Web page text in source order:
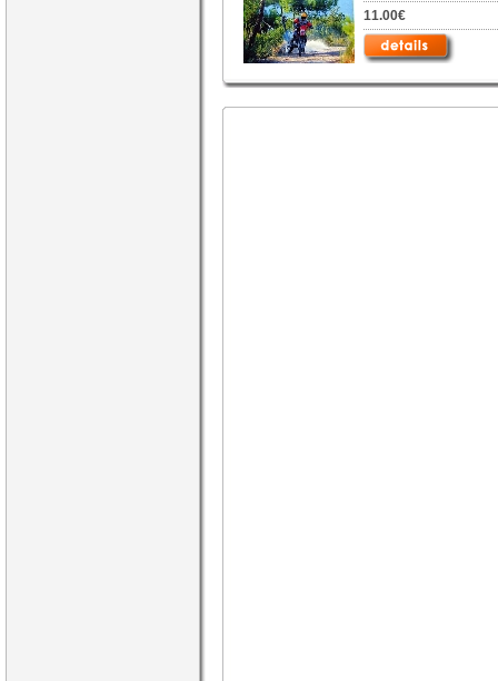
11.00€